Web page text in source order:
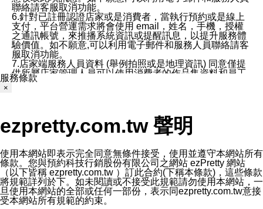
聯絡請客服取消功能。
6.針對已註冊認證店家或是消費者，當執行預約或是線上
支付，平台營運需求將會使用 email，姓名，手機，授權
之通訊帳號，來推播系統資訊或提醒訊息，以提升服務體
驗價值。如不願意,可以利用電子郵件和服務人員聯絡請客
服取消功能。
7.店家端服務人員資料 (舉例拍照或是地理資訊) 同意僅提
供所屬店家管理人員可以使用消費者的作品集資料和員工
打卡個人圖像行為。本公司及ezPretty平台不會做任何使
任何店家的營運資訊，且預約科技和店家均不能洩露消費
者的個人資料。然而，在某些情況下，本公司可能會因受
政府要求或法律規定，而被迫向政府或第三方提供資料。
第三方也可能非法地攔截或存取傳輸的私人通訊，或會員
可能濫用或誤用從本公司網站獲得的您的資料。因此，儘
管本公司使用企業標準的保護措施來保護您的隱私，本公
司並未承諾您的個人識別資料或私人通訊將永遠保密。
2.根據本公司的政策，本公司不會將涉及您的個人識別資
料出租或出售給第三方。
3. 本公司、所屬集團、關係企業或與其合作行銷之第三方
服務條款
×
ezpretty.com.tw 聲明
使用本網站即表示完全同意無條件接受，使用並遵守本網站所有
條款。您與預約科技行銷股份有限公司之網站 ezPretty 網站
（以下皆稱 ezpretty.com.tw ）訂此合約(下稱本條款)，這些條款
將規範詳列於下。如未閱讀或不接受此規範請勿使用本網站，一
旦使用本網站的全部或任何一部份，表示同ezpretty.com.tw意接
受本網站所有規範的約束。